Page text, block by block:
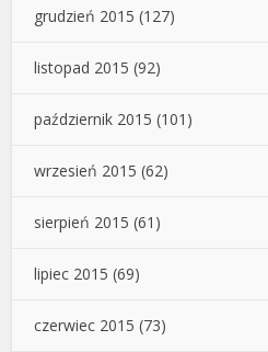
grudzień 2015 (127)
listopad 2015 (92)
październik 2015 (101)
wrzesień 2015 (62)
sierpień 2015 (61)
lipiec 2015 (69)
czerwiec 2015 (73)